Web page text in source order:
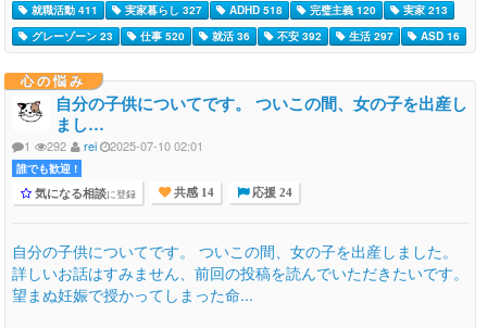
就職活動 411 実家暮らし 327 ADHD 518 完璧主義 120
実家 213
グレーゾーン 23
仕事 520 就活 36 不安 392 生活 297 ASD 16
心の悩み
自分の子供についてです。 ついこの間、女の子を出産し
まし…
1 292 rei 2025-07-10 02:01
誰でも歓迎 !
気になる相談に登録 共感 14 応援 24
自分の子供についてです。 ついこの間、女の子を出産しました。
詳しいお話はすみません、前回の投稿を読んでいただきたいです。
望まぬ妊娠で授かってしまった命...